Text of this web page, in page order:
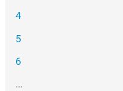
4
5
6
...